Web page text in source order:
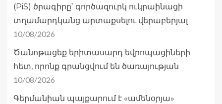
(PiS) ծրագիրը՝ գործազուրկ ուկրաինացի
տղամարդկանց արտաքսելու վերաբերյալ
10/08/2026
Ծանոթացեք երիտասարդ եվրոպացիների
հետ, որոնք գրանցվում են ծառայության
10/08/2026
Գերմանիան պայքարում է «ամենօրյա»